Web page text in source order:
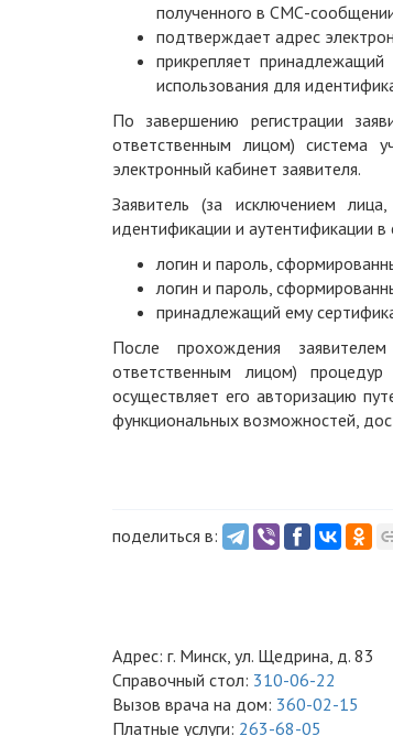
полученного в СМС-
подтверждает адрес
прикрепляет
использования для
По завершению регистрации
ответственным лицом) система
электронный кабинет заявителя.
Заявитель (за исключением
идентификации и аутентификации
логин и пароль,
логин и пароль,
принадлежащий ему
После прохождения
ответственным лицом)
осуществляет его авторизацию
функциональных возможностей,
поделиться в:
Адрес: г. Минск, ул. Щедрина, д. 83
Справочный стол: 310-06-22
Вызов врача на дом: 360-02-15
Платные услуги: 263-68-05